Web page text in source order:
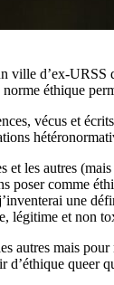
d’ex-
éthique
vécus et
les autres
poser comme
une
légitime et non
autres mais
queer